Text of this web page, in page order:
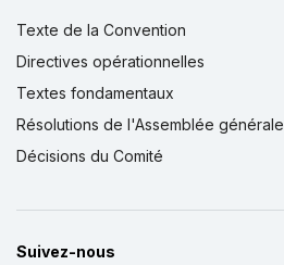
Texte de la Convention
Directives opérationnelles
Textes fondamentaux
Résolutions de l'Assemblée générale
Décisions du Comité
Suivez-nous